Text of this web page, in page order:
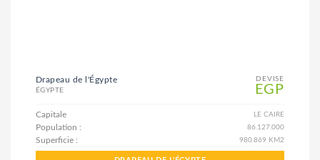
DEVISE
EGP
Drapeau de l'Égypte
ÉGYPTE
Capitale LE CAIRE
Population : 86.127.000
Superficie : 980.869 KM2